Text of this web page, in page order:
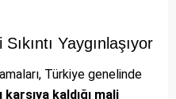
Yaygınlaşıyor
Türkiye genelinde
kaldığı mali